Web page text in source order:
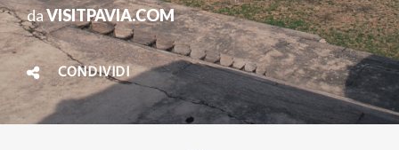
daVISITPAVIA.COM
CONDIVIDI